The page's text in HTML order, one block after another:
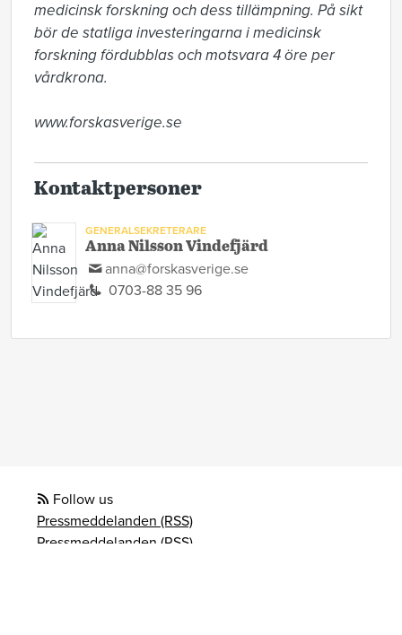
medicinsk forskning och dess tillämpning. På sikt
bör de statliga investeringarna i medicinsk
forskning fördubblas och motsvara 4 öre per
vårdkrona.
www.forskasverige.se
Kontaktpersoner
GENERALSEKRETERARE
Anna Nilsson Vindefjärd
anna@forskasverige.se
0703-88 35 96
Follow us
Pressmeddelanden (RSS)
Pressmeddelanden (RSS)